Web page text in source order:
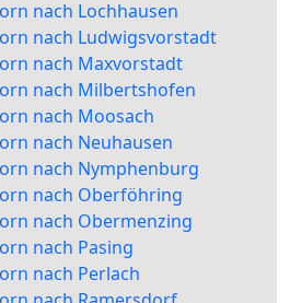
nach Lochhausen
nach Ludwigsvorstadt
nach Maxvorstadt
nach Milbertshofen
nach Moosach
nach Neuhausen
nach Nymphenburg
nach Oberföhring
nach Obermenzing
nach Pasing
nach Perlach